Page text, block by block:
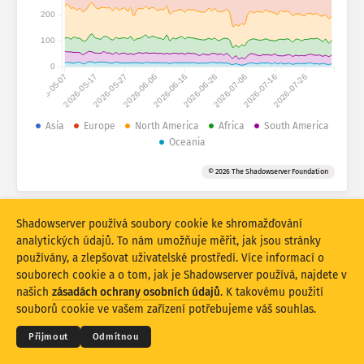
Statistiky útoku: Zařízení
Nápověda
Soubor dat
Limit
Překrývající se
Aktualizovat Obnovit
Stáhnout jako PNG
2026-05-072026-05-172026-05-272026-06-062026-06-162026-06-262026-07-062026-07-162026-07-26
0
100
200
Asia Europe North America Africa
South America
Oceania
© 2026 The Shadowserver Foundation
© 2026THE SHADOWSERVER FOUNDATION
Ochrana osobních údajů a podmínky
Kontaktujte nás
Kredity
Shadowserver používá soubory cookie ke shromažďování
analytických údajů. To nám umožňuje měřit, jak jsou stránky
používány, a zlepšovat uživatelské prostředí. Více informací o
souborech cookie a o tom, jak je Shadowserver používá, najdete v
našich zásadách ochrany osobních údajů. K takovému použití
souborů cookie ve vašem zařízení potřebujeme váš souhlas.
Přijmout Odmítnou